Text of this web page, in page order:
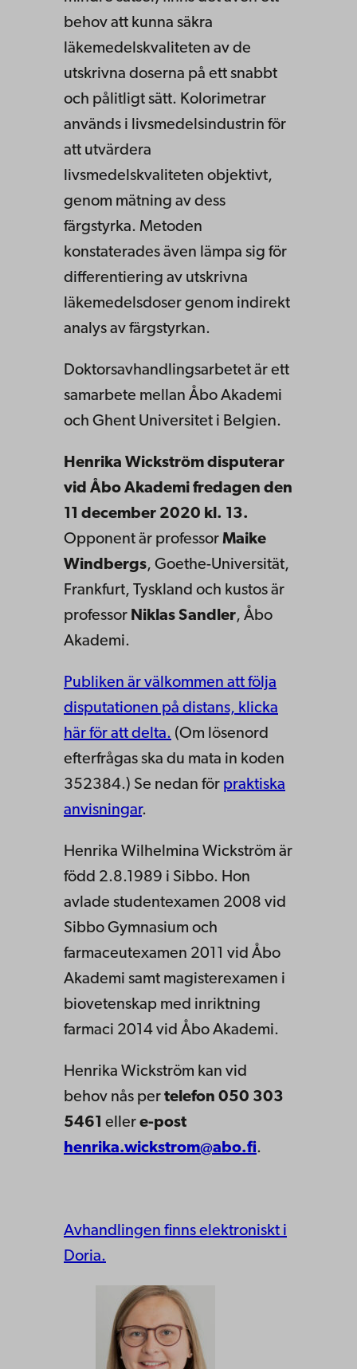
behov att kunna säkra
läkemedelskvaliteten av de
utskrivna doserna på ett snabbt
och pålitligt sätt. Kolorimetrar
används i livsmedelsindustrin för
att utvärdera
livsmedelskvaliteten objektivt,
genom mätning av dess
färgstyrka. Metoden
konstaterades även lämpa sig för
differentiering av utskrivna
läkemedelsdoser genom indirekt
analys av färgstyrkan.
Doktorsavhandlingsarbetet är ett
samarbete mellan Åbo Akademi
och Ghent Universitet i Belgien.
Henrika Wickström disputerar
vid Åbo Akademi fredagen den
11 december 2020 kl. 13.
Opponent är professor Maike
Windbergs, Goethe-Universität,
Frankfurt, Tyskland och kustos är
professor Niklas Sandler, Åbo
Akademi.
Publiken är välkommen att följa
disputationen på distans, klicka
här för att delta. (Om lösenord
efterfrågas ska du mata in koden
352384.) Se nedan för praktiska
anvisningar.
Henrika Wilhelmina Wickström är
född 2.8.1989 i Sibbo. Hon
avlade studentexamen 2008 vid
Sibbo Gymnasium och
farmaceutexamen 2011 vid Åbo
Akademi samt magisterexamen i
biovetenskap med inriktning
farmaci 2014 vid Åbo Akademi.
Henrika Wickström kan vid
behov nås per telefon 050 303
5461 eller e-post
henrika.wickstrom@abo.fi.
Avhandlingen finns elektroniskt i
Doria.